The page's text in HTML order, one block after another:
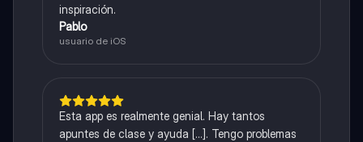
inspiración.
Pablo
usuario de iOS
Esta app es realmente genial. Hay tantos
apuntes de clase y ayuda [...]. Tengo problemas